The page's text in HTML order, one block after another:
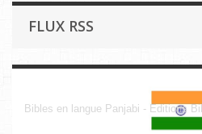
FLUX RSS
Bibles en langue Panjabi - Editions